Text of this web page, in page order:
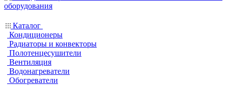
Каталог
Кондиционеры
Радиаторы и конвекторы
Полотенцесушители
Вентиляция
Водонагреватели
Обогреватели